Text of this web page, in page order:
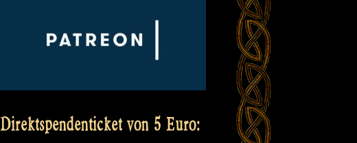
Direktspendenticket von 5 Euro: